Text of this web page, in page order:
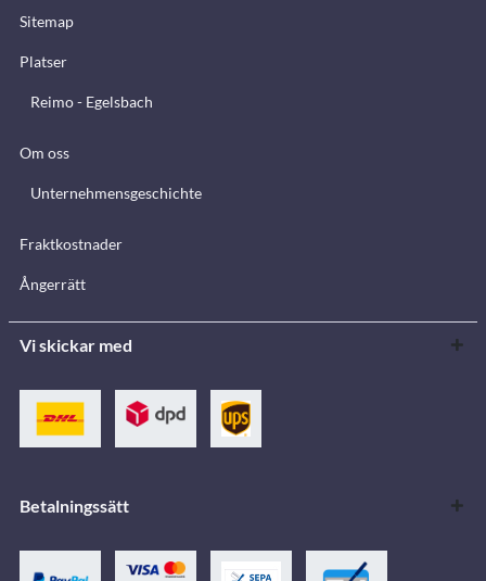
Sitemap
Platser
Reimo - Egelsbach
Om oss
Unternehmensgeschichte
Fraktkostnader
Ångerrätt
Vi skickar med
Betalningssätt